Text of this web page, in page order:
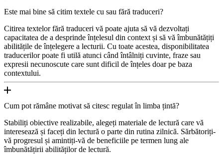
Este mai bine să citim textele cu sau fără traduceri?
Citirea textelor fără traduceri vă poate ajuta să vă dezvoltați
capacitatea de a desprinde înțelesul din context și să vă îmbunătățiți
abilitățile de înțelegere a lecturii. Cu toate acestea, disponibilitatea
traducerilor poate fi utilă atunci când întâlniți cuvinte, fraze sau
expresii necunoscute care sunt dificil de înțeles doar pe baza
contextului.
Cum pot rămâne motivat să citesc regulat în limba țintă?
Stabiliți obiective realizabile, alegeți materiale de lectură care vă
interesează și faceți din lectură o parte din rutina zilnică. Sărbătoriți-
vă progresul și amintiți-vă de beneficiile pe termen lung ale
îmbunătățirii abilităților de lectură.